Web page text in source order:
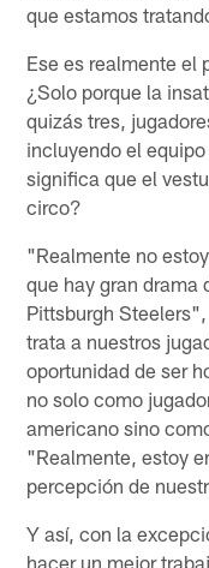
que estamos
Ese es realmente el
¿Solo porque la
quizás tres,
incluyendo el
significa que el
circo?
"Realmente no
que hay gran drama
Pittsburgh
trata a nuestros
oportunidad de ser
no solo como
americano sino
"Realmente, estoy
percepción de
Y así, con la
hacer un mejor